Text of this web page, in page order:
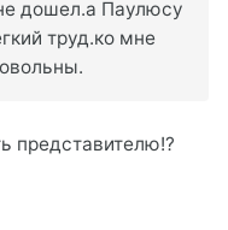
дошел.а Паулюсу
труд.ко мне
представителю!?